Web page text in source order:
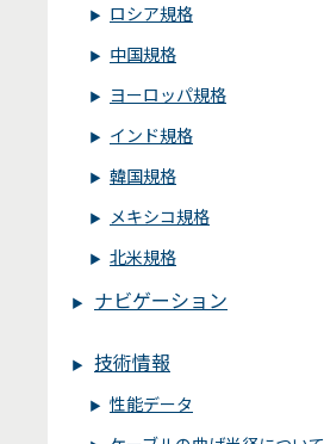
ロシア規格
中国規格
ヨーロッパ規格
インド規格
韓国規格
メキシコ規格
北米規格
ナビゲーション
技術情報
性能データ